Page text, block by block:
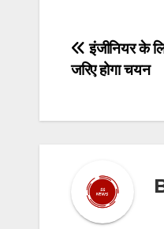
Post
इंजीनियर के
जरिए होगा चयन